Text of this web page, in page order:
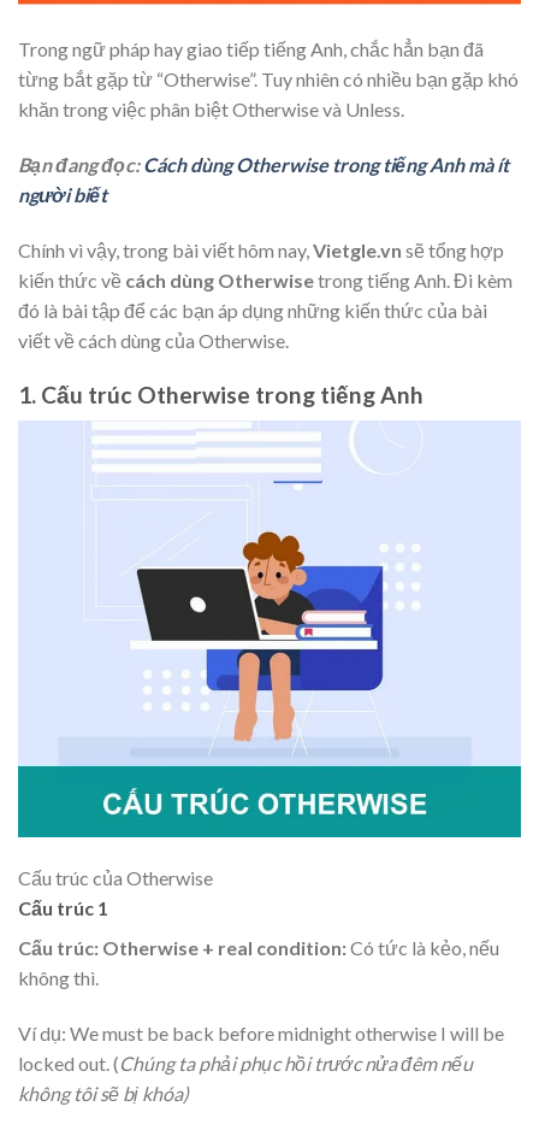
Trong ngữ pháp hay giao tiếp tiếng Anh, chắc hẳn bạn đã
từng bắt gặp từ “Otherwise”. Tuy nhiên có nhiều bạn gặp khó
khăn trong việc phân biệt Otherwise và Unless.
Bạn đang đọc:Cách dùng Otherwise trong tiếng Anh mà ít
người biết
Chính vì vậy, trong bài viết hôm nay,Vietgle.vn sẽ tổng hợp
kiến thức về cách dùng Otherwisetrong tiếng Anh. Đi kèm
đó là bài tập để các bạn áp dụng những kiến thức của bài
viết về cách dùng của Otherwise.
1. Cấu trúc Otherwise trong tiếng Anh
Cấu trúc của Otherwise
Cấu trúc 1
Cấu trúc: Otherwise + real condition:Có tức là kẻo, nếu
không thì.
Ví dụ: We must be back before midnight otherwise I will be
locked out. (Chúng ta phải phục hồi trước nửa đêm nếu
không tôi sẽ bị khóa)